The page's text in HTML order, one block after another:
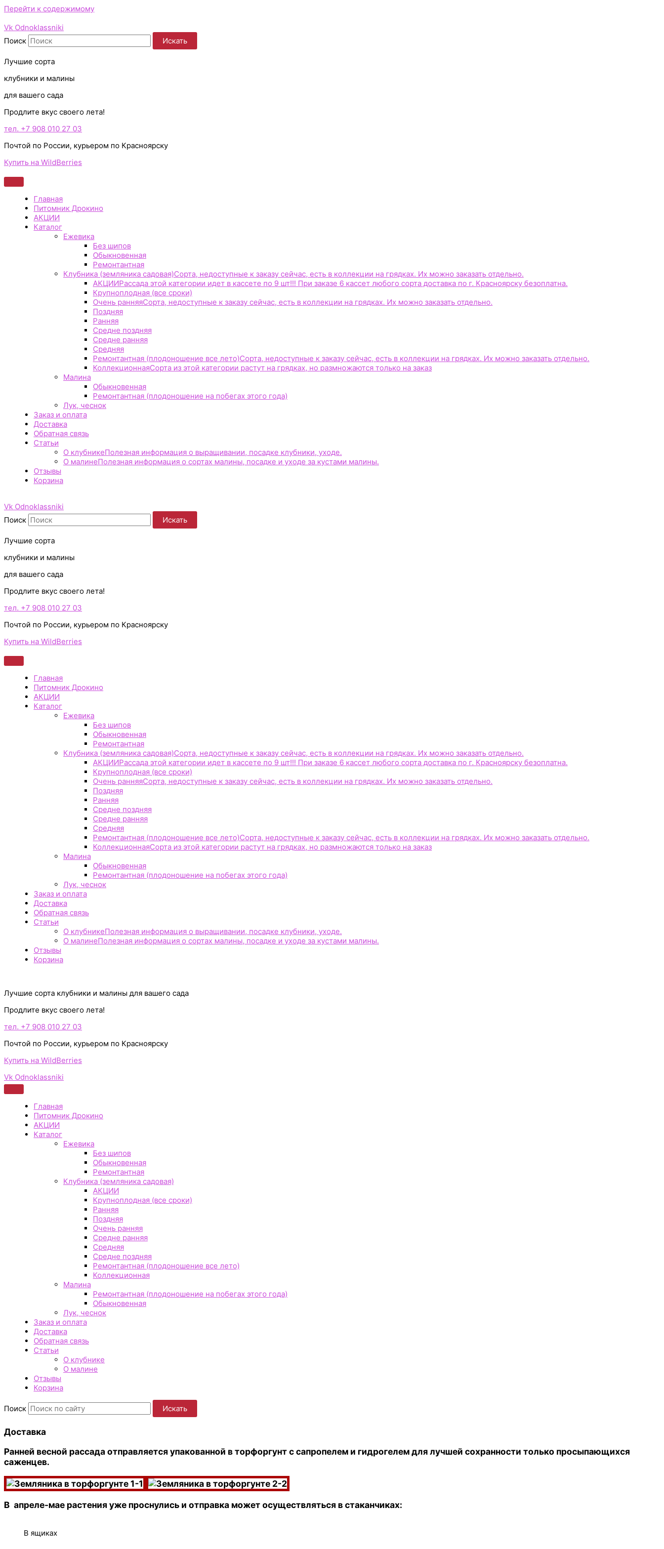
Перейти к содержимому
Vk Odnoklassniki
Поиск
Искать
Лучшие сорта
клубники и малины
для вашего сада
Продлите вкус своего лета!
тел. +7 908 010 27 03
Почтой по России, курьером по Красноярску
Купить на WildBerries
Главная
Питомник Дрокино
АКЦИИ
Каталог
Ежевика
Без шипов
Обыкновенная
Ремонтантная
Клубника (земляника садовая)Сорта, недоступные к заказу сейчас, есть в коллекции на грядках. Их можно заказать отдельно.
АКЦИИРассада этой категории идет в кассете по 9 шт!!! При заказе 6 кассет любого сорта доставка по г. Красноярску безоплатна.
Крупноплодная (все сроки)
Очень ранняяСорта, недоступные к заказу сейчас, есть в коллекции на грядках. Их можно заказать отдельно.
Поздняя
Ранняя
Средне поздняя
Средне ранняя
Средняя
Ремонтантная (плодоношение все лето)Сорта, недоступные к заказу сейчас, есть в коллекции на грядках. Их можно заказать отдельно.
КоллекционнаяСорта из этой категории растут на грядках, но размножаются только на заказ
Малина
Обыкновенная
Ремонтантная (плодоношение на побегах этого года)
Лук, чеснок
Заказ и оплата
Доставка
Обратная связь
Статьи
О клубникеПолезная информация о выращивании, посадке клубники, уходе.
О малинеПолезная информация о сортах малины, посадке и уходе за кустами малины.
Отзывы
Корзина
Vk Odnoklassniki
Поиск
Искать
Лучшие сорта
клубники и малины
для вашего сада
Продлите вкус своего лета!
тел. +7 908 010 27 03
Почтой по России, курьером по Красноярску
Купить на WildBerries
Главная
Питомник Дрокино
АКЦИИ
Каталог
Ежевика
Без шипов
Обыкновенная
Ремонтантная
Клубника (земляника садовая)Сорта, недоступные к заказу сейчас, есть в коллекции на грядках. Их можно заказать отдельно.
АКЦИИРассада этой категории идет в кассете по 9 шт!!! При заказе 6 кассет любого сорта доставка по г. Красноярску безоплатна.
Крупноплодная (все сроки)
Очень ранняяСорта, недоступные к заказу сейчас, есть в коллекции на грядках. Их можно заказать отдельно.
Поздняя
Ранняя
Средне поздняя
Средне ранняя
Средняя
Ремонтантная (плодоношение все лето)Сорта, недоступные к заказу сейчас, есть в коллекции на грядках. Их можно заказать отдельно.
КоллекционнаяСорта из этой категории растут на грядках, но размножаются только на заказ
Малина
Обыкновенная
Ремонтантная (плодоношение на побегах этого года)
Лук, чеснок
Заказ и оплата
Доставка
Обратная связь
Статьи
О клубникеПолезная информация о выращивании, посадке клубники, уходе.
О малинеПолезная информация о сортах малины, посадке и уходе за кустами малины.
Отзывы
Корзина
Лучшие сорта клубники и малины для вашего сада
Продлите вкус своего лета!
тел. +7 908 010 27 03
Почтой по России, курьером по Красноярску
Купить на WildBerries
Vk Odnoklassniki
Главная
Питомник Дрокино
АКЦИИ
Каталог
Ежевика
Без шипов
Обыкновенная
Ремонтантная
Клубника (земляника садовая)
АКЦИИ
Крупноплодная (все сроки)
Ранняя
Поздняя
Очень ранняя
Средне ранняя
Средняя
Средне поздняя
Ремонтантная (плодоношение все лето)
Коллекционная
Малина
Ремонтантная (плодоношение на побегах этого года)
Обыкновенная
Лук, чеснок
Заказ и оплата
Доставка
Обратная связь
Статьи
О клубнике
О малине
Отзывы
Корзина
Поиск Искать
Доставка
Ранней весной рассада отправляется упакованной в торфоргунт с сапропелем и гидрогелем для лучшей сохранности только просыпающихся
саженцев.
В апреле-мае растения уже проснулись и отправка может осуществляться в стаканчиках:
В ящиках